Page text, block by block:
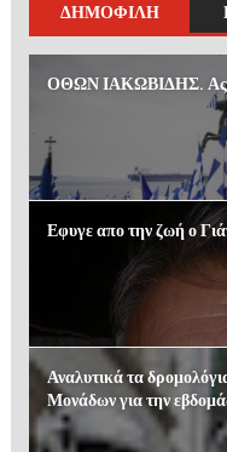
ΔΗΜΟΦΙΛΗ
ΟΘΩΝ ΙΑΚΩΒΙΔΗΣ. Ας
Εφυγε απο την ζωή ο
Αναλυτικά τα
Μονάδων για την